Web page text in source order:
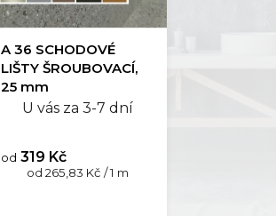
A 36 SCHODOVÉ
LIŠTY ŠROUBOVACÍ,
25 mm
U vás za 3-7 dní
od 319 Kč
Měrná
od 265,83 Kč / 1 m